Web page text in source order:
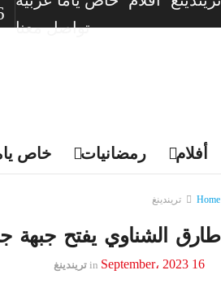
تواصل معنا
خاص رمضانيات أفلام
Home تريندينغ
طارق الشناوي يفتح جبهة
16 September، 2023 in تريندينغ